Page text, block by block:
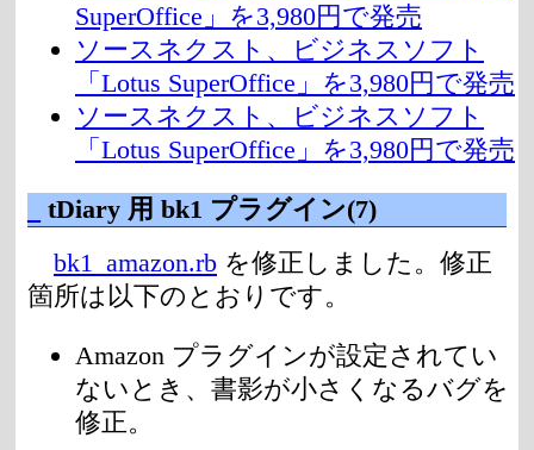
SuperOffice」を3,980円で発売
ソースネクスト、ビジネスソフト
「Lotus SuperOffice」を3,980円で発売
ソースネクスト、ビジネスソフト
「Lotus SuperOffice」を3,980円で発売
tDiary 用 bk1 プラグイン(7)
bk1_amazon.rb を修正しました。修正
箇所は以下のとおりです。
Amazon プラグインが設定されてい
ないとき、書影が小さくなるバグを
修正。